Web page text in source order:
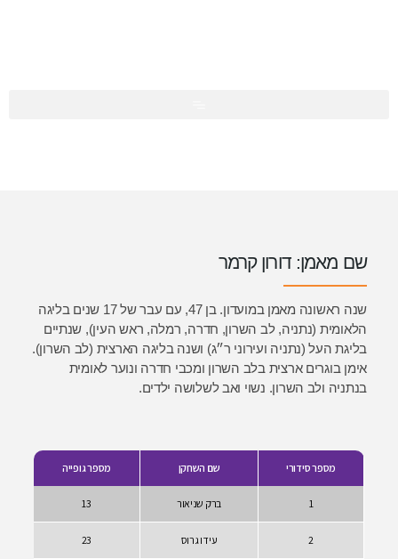
שם השחקן מספר גופייה
ברק שניאור 13
עידו גרוס 23
קרמר
שנה ראשונה מאמן במועדון. בן 47, עם עבר של 17 שנים בליגה
השרון, חדרה, רמלה, ראש העין), שנתיים
ר״ג) ושנה בליגה הארצית (לב השרון).
בלב השרון ומכבי חדרה ונוער לאומית
נשוי ואב לשלושה ילדים.